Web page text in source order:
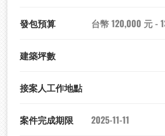
發包預算 台幣 120,000 元 -
建築坪數
接案人工作地點
案件完成期限 2025-11-11